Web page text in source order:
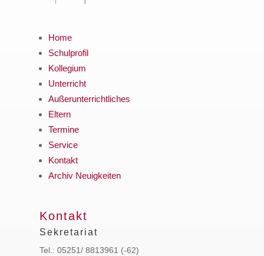
Home
Schulprofil
Kollegium
Unterricht
Außerunterrichtliches
Eltern
Termine
Service
Kontakt
Archiv Neuigkeiten
Kontakt
Sekretariat
Tel.: 05251/ 8813961 (-62)